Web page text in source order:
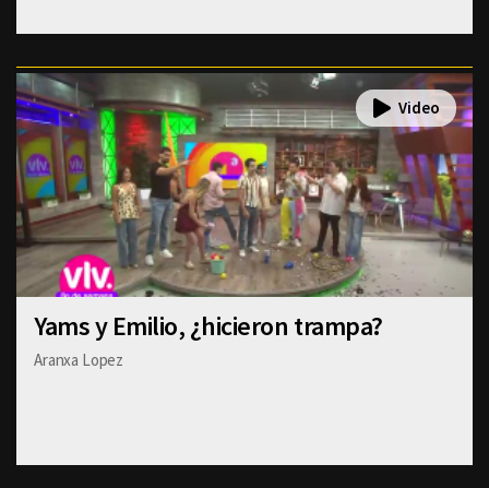
Yams y Emilio, ¿hicieron trampa?
Aranxa Lopez